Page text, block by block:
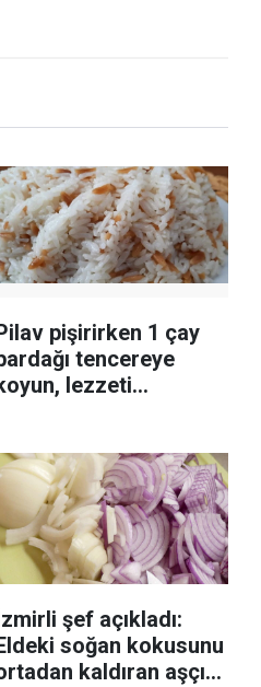
pişirirken 1 çay
tencereye
lezzeti
şef açıkladı:
soğan kokusunu
kaldıran aşçı